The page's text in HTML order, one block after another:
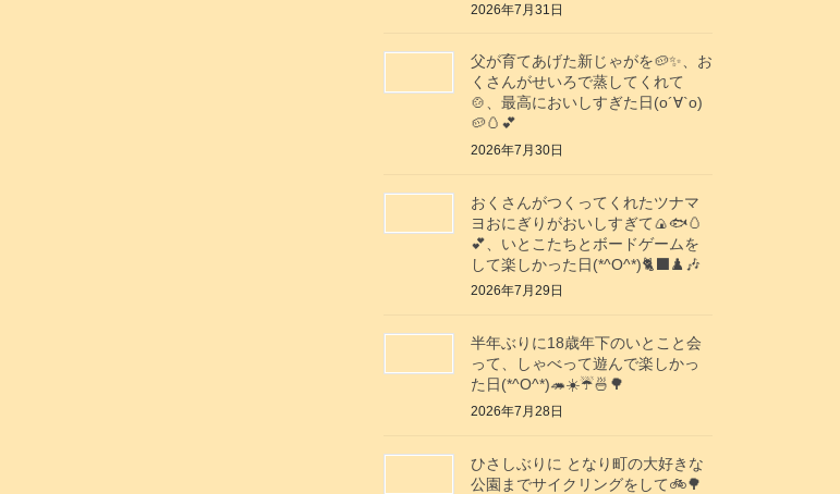
2026年7月31日
父が育てあげた新じゃがを🥔✨️、お
くさんがせいろで蒸してくれて
🍲、最高においしすぎた日(о´∀`о)
🥔🥚💕
2026年7月30日
おくさんがつくってくれたツナマ
ヨおにぎりがおいしすぎて🍙🐟️🥚
💕、いとこたちとボードゲームを
して楽しかった日(*^O^*)🐈‍⬛♟️🎶
2026年7月29日
半年ぶりに18歳年下のいとこと会
って、しゃべって遊んで楽しかっ
た日(*^O^*)🦔☀️☔🍜🌳
2026年7月28日
ひさしぶりに となり町の大好きな
公園までサイクリングをして🚲️🌳